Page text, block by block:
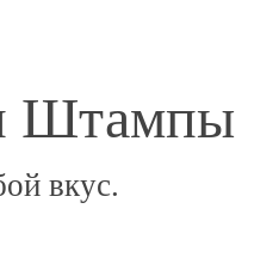
Штампы
вкус.